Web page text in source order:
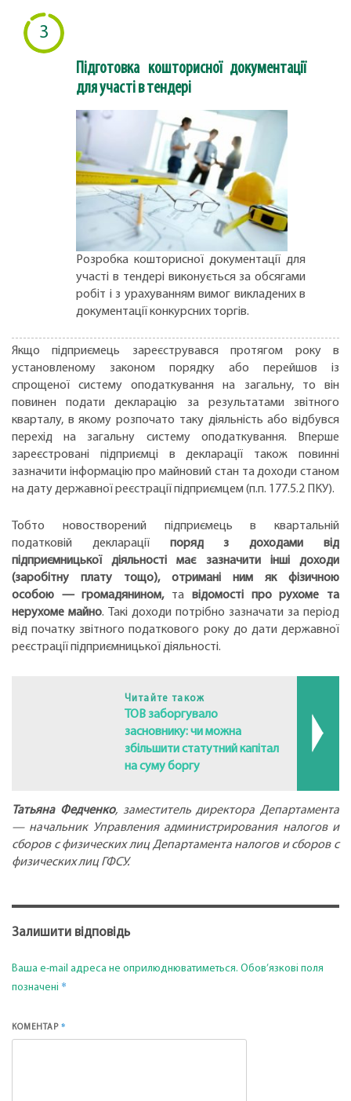
3
Підготовка кошторисної документації
для участі в тендері
Розробка кошторисної документації для
участі в тендері виконується за обсягами
робіт і з урахуванням вимог викладених в
документації конкурсних торгів.
Якщо підприємець зареєструвався протягом року в
установленому законом порядку або перейшов із
спрощеної систему оподаткування на загальну, то він
повинен подати декларацію за результатами звітного
кварталу, в якому розпочато таку діяльність або відбувся
перехід на загальну систему оподаткування. Вперше
зареєстровані підприємці в декларації також повинні
зазначити інформацію про майновий стан та доходи станом
на дату державної реєстрації підприємцем (п.п. 177.5.2 ПКУ).
Тобто новостворений підприємець в квартальній
податковій декларації поряд з доходами від
підприємницької діяльності має зазначити інші доходи
(заробітну плату тощо), отримані ним як фізичною
особою — громадянином, та відомості про рухоме та
нерухоме майно. Такі доходи потрібно зазначати за період
від початку звітного податкового року до дати державної
реєстрації підприємницької діяльності.
Читайте також
ТОВ заборгувало
засновнику: чи можна
збільшити статутний капітал
на суму боргу
Татьяна Федченко, заместитель директора Департамента
— начальник Управления администрирования налогов и
сборов с физических лиц Департамента налогов и сборов с
физических лиц ГФСУ.
Залишити відповідь
Ваша e-mail адреса не оприлюднюватиметься. Обов’язкові поля
позначені *
КОМЕНТАР *